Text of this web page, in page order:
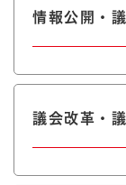
情報公開・
議会改革・